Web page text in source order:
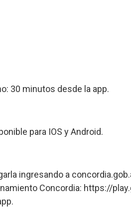
30 minutos desde la app.
para IOS y Android.
ingresando a
Concordia: https://